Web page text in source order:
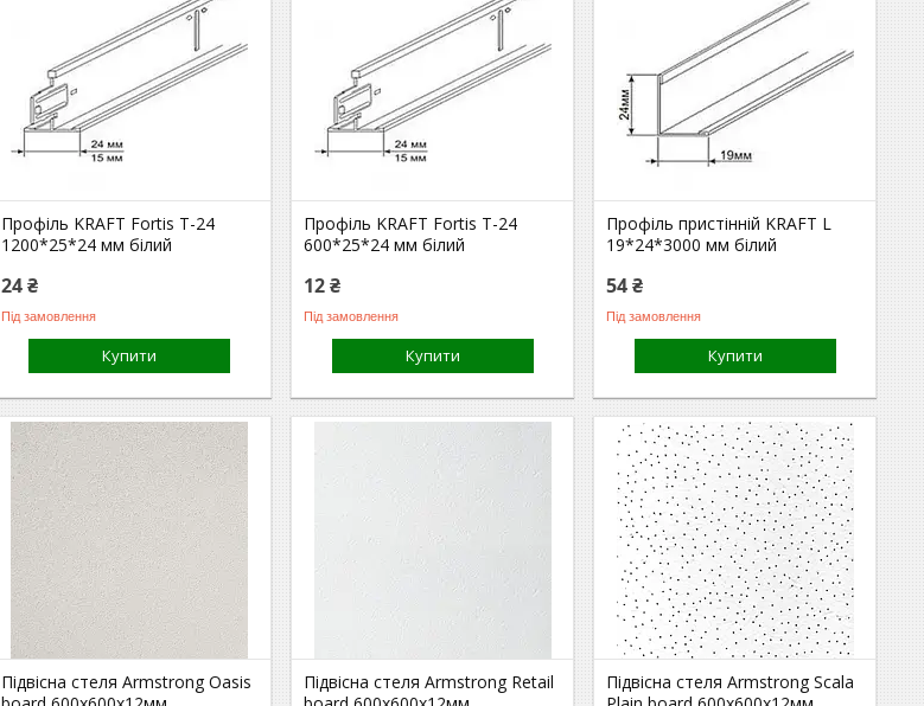
Профіль KRAFT Fortis Т-24
1200*25*24 мм білий
24 ₴
Під замовлення
Купити
Профіль KRAFT Fortis Т-24
600*25*24 мм білий
12 ₴
Під замовлення
Купити
Профіль пристінній KRAFT L
19*24*3000 мм білий
54 ₴
Під замовлення
Купити
Підвісна стеля Armstrong Oasis
Підвісна стеля Armstrong Retail
Підвісна стеля Armstrong Scala